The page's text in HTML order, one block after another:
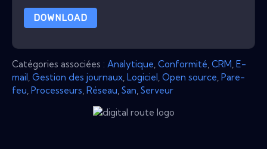
DOWNLOAD
Catégories associées : Analytique Conformité CRM E-
mail Gestion des journaux Logiciel Open source Pare-
feu Processeurs Réseau San Serveur